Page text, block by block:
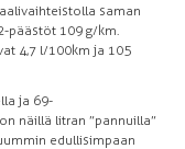
saman
päästöt 109 g/km.
4,7 l/100km ja 105
ja 69-
näillä litran ”pannuilla”
edullisimpaan